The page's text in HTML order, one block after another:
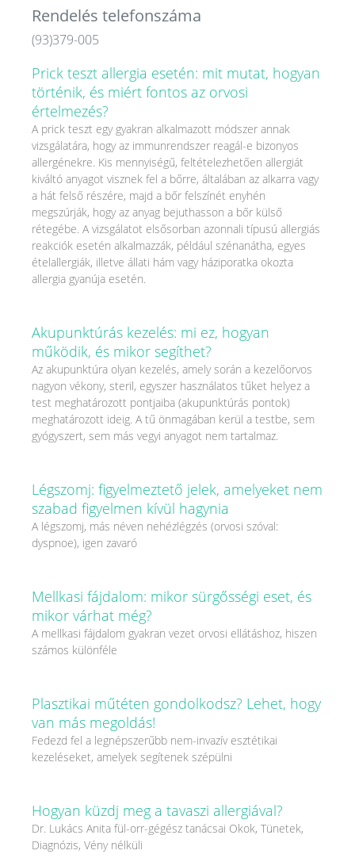
Rendelés telefonszáma
(93)379-005
Prick teszt allergia esetén: mit mutat, hogyan
történik, és miért fontos az orvosi
értelmezés?
A prick teszt egy gyakran alkalmazott módszer annak
vizsgálatára, hogy az immunrendszer reagál-e bizonyos
allergénekre. Kis mennyiségű, feltételezhetően allergiát
kiváltó anyagot visznek fel a bőrre, általában az alkarra vagy
a hát felső részére, majd a bőr felszínét enyhén
megszúrják, hogy az anyag bejuthasson a bőr külső
rétegébe. A vizsgálatot elsősorban azonnali típusú allergiás
reakciók esetén alkalmazzák, például szénanátha, egyes
ételallergiák, illetve állati hám vagy háziporatka okozta
allergia gyanúja esetén.
Akupunktúrás kezelés: mi ez, hogyan
működik, és mikor segíthet?
Az akupunktúra olyan kezelés, amely során a kezelőorvos
nagyon vékony, steril, egyszer használatos tűket helyez a
test meghatározott pontjaiba (akupunktúrás pontok)
meghatározott ideig. A tű önmagában kerül a testbe, sem
gyógyszert, sem más vegyi anyagot nem tartalmaz.
Légszomj: figyelmeztető jelek, amelyeket nem
szabad figyelmen kívül hagynia
A légszomj, más néven nehézlégzés (orvosi szóval:
dyspnoe), igen zavaró
Mellkasi fájdalom: mikor sürgősségi eset, és
mikor várhat még?
A mellkasi fájdalom gyakran vezet orvosi ellátáshoz, hiszen
számos különféle
Plasztikai műtéten gondolkodsz? Lehet, hogy
van más megoldás!
Fedezd fel a legnépszerűbb nem-invazív esztétikai
kezeléseket, amelyek segítenek szépülni
Hogyan küzdj meg a tavaszi allergiával?
Dr. Lukács Anita fül-orr-gégész tanácsai Okok, Tünetek,
Diagnózis, Vény nélküli